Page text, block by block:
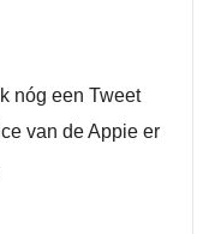
nóg een Tweet
van de Appie er